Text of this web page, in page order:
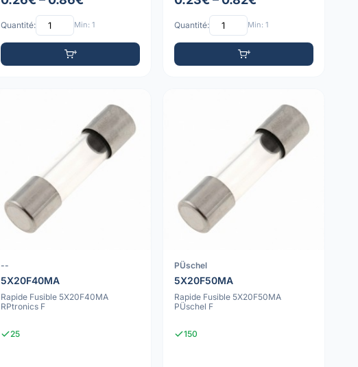
Quantité: Min: 1 Quantité: Min: 1
--
5X20F40MA
Rapide Fusible 5X20F40MA
RPtronics F
25
PÜschel
5X20F50MA
Rapide Fusible 5X20F50MA
PÜschel F
150